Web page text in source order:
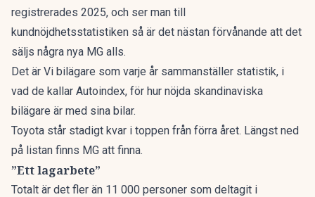
registrerades 2025, och ser man till
kundnöjdhetsstatistiken så är det nästan förvånande att det
säljs några nya MG alls.
Det är Vi bilägare som varje år sammanställer statistik, i
vad de kallar Autoindex, för hur nöjda skandinaviska
bilägare är med sina bilar.
Toyota står stadigt kvar i toppen från förra året. Längst ned
på listan finns MG att finna.
”Ett lagarbete”
Totalt är det fler än 11 000 personer som deltagit i